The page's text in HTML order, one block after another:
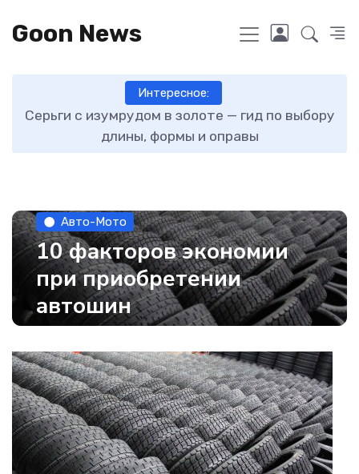
Goon News
Интересное:
выбору Как отличить новые зимние шины от бу
Авто-Мото
10 факторов экономии
при приобретении
автошин